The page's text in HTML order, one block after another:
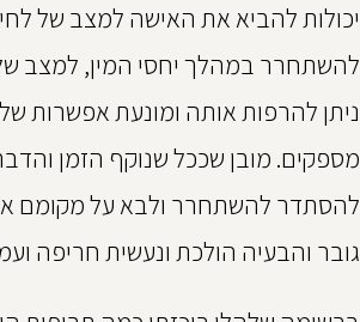
יכולות להביא את האישה למצב של
להשתחרר במהלך יחסי המין, למצב
ניתן להרפות אותה ומונעת אפשרות של
מספקים. מובן שככל שנוקף הזמן
להסתדר להשתחרר ולבא על מקומם
גובר והבעיה הולכת ונעשית חריפה